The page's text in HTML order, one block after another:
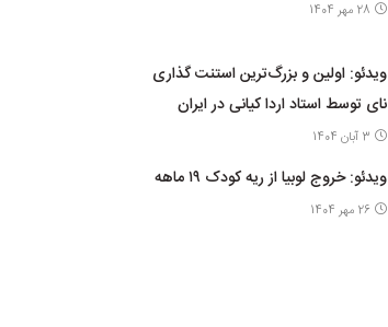
28 مهر 1404
ویدئو: اولین و بزرگ‌ترین استنت گذاری
نای توسط استاد اردا کیانی در ایران
3 آبان 1404
ویدئو: خروج لوبیا از ریه کودک ۱۹ ماهه
26 مهر 1404